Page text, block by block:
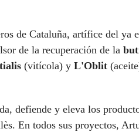
de Cataluña, artífice del ya
de la recuperación de la
(vitícola) y L'Oblit
defiende y eleva los
En todos sus proyectos,